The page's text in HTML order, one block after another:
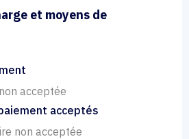
et moyens de
acceptée
acceptés
non acceptée